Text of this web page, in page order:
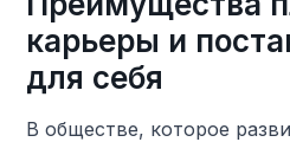
карьеры и
для себя
В обществе, которое